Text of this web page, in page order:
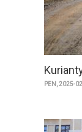
PEN, 2025-